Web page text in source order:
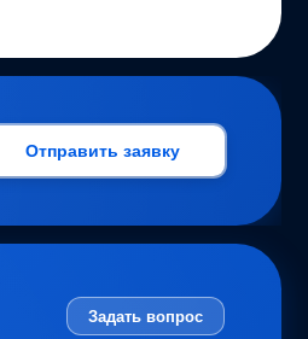
Отправить заявку
Задать вопрос